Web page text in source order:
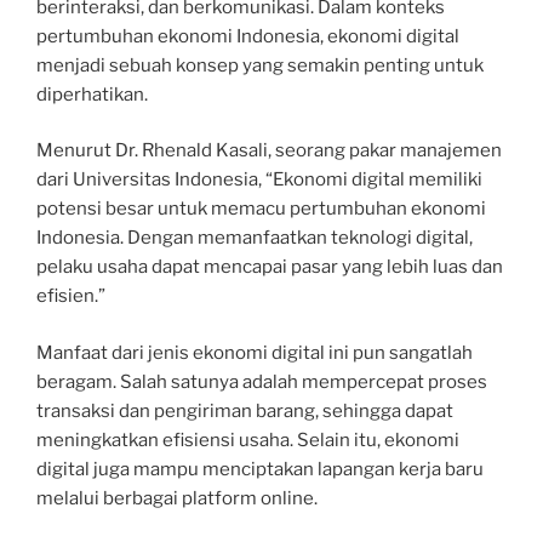
berinteraksi, dan berkomunikasi. Dalam konteks
pertumbuhan ekonomi Indonesia, ekonomi digital
menjadi sebuah konsep yang semakin penting untuk
diperhatikan.
Menurut Dr. Rhenald Kasali, seorang pakar manajemen
dari Universitas Indonesia, “Ekonomi digital memiliki
potensi besar untuk memacu pertumbuhan ekonomi
Indonesia. Dengan memanfaatkan teknologi digital,
pelaku usaha dapat mencapai pasar yang lebih luas dan
efisien.”
Manfaat dari jenis ekonomi digital ini pun sangatlah
beragam. Salah satunya adalah mempercepat proses
transaksi dan pengiriman barang, sehingga dapat
meningkatkan efisiensi usaha. Selain itu, ekonomi
digital juga mampu menciptakan lapangan kerja baru
melalui berbagai platform online.